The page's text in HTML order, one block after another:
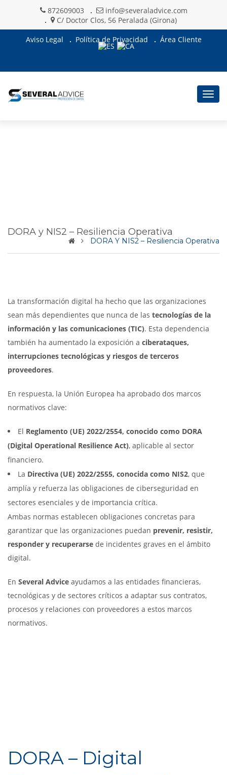
872609003
info@severaladvice.com
C/ Doctor Clos, 56 Peralada (Girona)
Aviso Legal
Política de Privacidad Área Cliente
DORA y NIS2 – Resiliencia Operativa
DORA Y NIS2 – Resiliencia Operativa
La transformación digital ha hecho que las organizaciones
sean más dependientes que nunca de las tecnologías de la
información y las comunicaciones (TIC). Esta dependencia
también ha aumentado la exposición a ciberataques,
interrupciones tecnológicas y riesgos de terceros
proveedores.
En respuesta, la Unión Europea ha aprobado dos marcos
normativos clave:
El Reglamento (UE) 2022/2554, conocido como DORA
(Digital Operational Resilience Act), aplicable al sector
financiero.
La Directiva (UE) 2022/2555, conocida como NIS2, que
amplía y refuerza las obligaciones de ciberseguridad en
sectores esenciales y de importancia crítica.
Ambas normas establecen obligaciones concretas para
garantizar que las organizaciones puedan prevenir, resistir,
responder y recuperarse de incidentes graves en el ámbito
digital.
En Several Advice ayudamos a las entidades financieras,
tecnológicas y de sectores críticos a adaptar sus contratos,
procesos y relaciones con proveedores a estos marcos
normativos.
DORA – Digital